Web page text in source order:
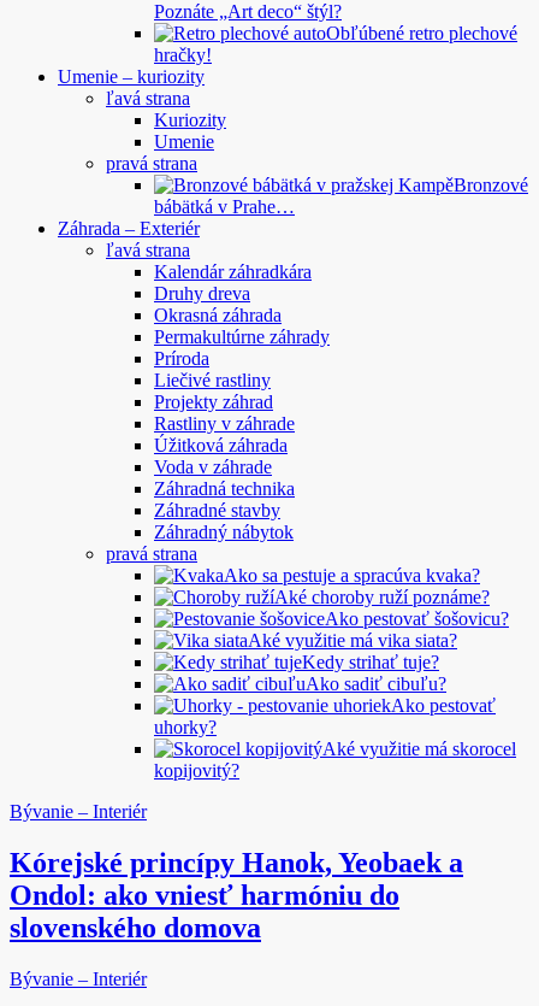
Poznáte „Art deco“ štýl?
Obľúbené retro plechové
hračky!
Umenie – kuriozity
ľavá strana
Kuriozity
Umenie
pravá strana
Bronzové
bábätká v Prahe…
Záhrada – Exteriér
ľavá strana
Kalendár záhradkára
Druhy dreva
Okrasná záhrada
Permakultúrne záhrady
Príroda
Liečivé rastliny
Projekty záhrad
Rastliny v záhrade
Úžitková záhrada
Voda v záhrade
Záhradná technika
Záhradné stavby
Záhradný nábytok
pravá strana
Ako sa pestuje a spracúva kvaka?
Aké choroby ruží poznáme?
Ako pestovať šošovicu?
Aké využitie má vika siata?
Kedy strihať tuje?
Ako sadiť cibuľu?
Ako pestovať
uhorky?
Aké využitie má skorocel
kopijovitý?
Bývanie – Interiér
Kórejské princípy Hanok, Yeobaek a
Ondol: ako vniesť harmóniu do
slovenského domova
Bývanie – Interiér